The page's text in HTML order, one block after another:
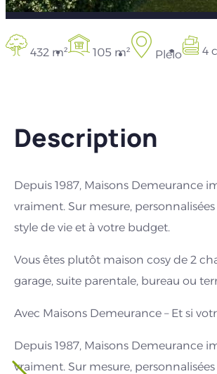
432 m² 105 m² Plélo 4
Description
Depuis 1987, Maisons Demeurance
vraiment. Sur mesure,
style de vie et à votre budget.
Vous êtes plutôt maison cosy de 2
garage, suite parentale, bureau ou
Avec Maisons Demeurance – Et si
Depuis 1987, Maisons Demeurance
vraiment. Sur mesure,